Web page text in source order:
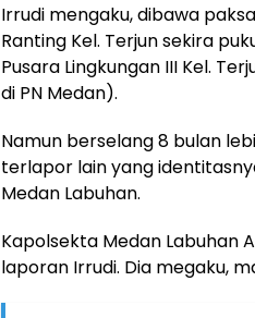
Irrudi mengaku, dibawa
Ranting Kel. Terjun sekira
Pusara Lingkungan III Kel.
di PN Medan).
Namun berselang 8 bulan
terlapor lain yang
Medan Labuhan.
Kapolsekta Medan Labuhan
laporan Irrudi. Dia megaku,